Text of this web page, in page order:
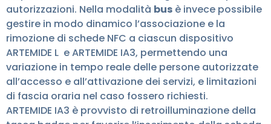
autorizzazioni. Nella modalità bus è invece possibile
gestire in modo dinamico l’associazione e la
rimozione di schede NFC a ciascun dispositivo
ARTEMIDE L e ARTEMIDE IA3, permettendo una
variazione in tempo reale delle persone autorizzate
all’accesso e all’attivazione dei servizi, e limitazioni
di fascia oraria nel caso fossero richiesti.
ARTEMIDE IA3 è provvisto di retroilluminazione della